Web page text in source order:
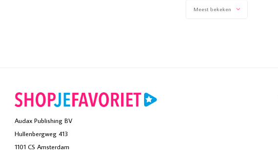
Meest bekeken
Audax Publishing BV
Hullenbergweg 413
1101 CS Amsterdam